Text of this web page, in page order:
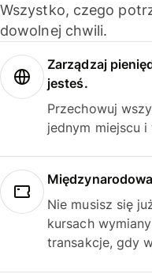
Wszystko, czego
dowolnej chwili.
Zarządzaj
jesteś.
Przechowuj
jednym miejscu
Nie musisz się
kursach
transakcje, gdy